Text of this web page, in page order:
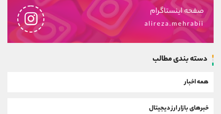
صفحه اینستاگرام
alireza.mehrabii
دسته بندی مطالب
همه اخبار
خبرهای بازار ارز دیجیتال